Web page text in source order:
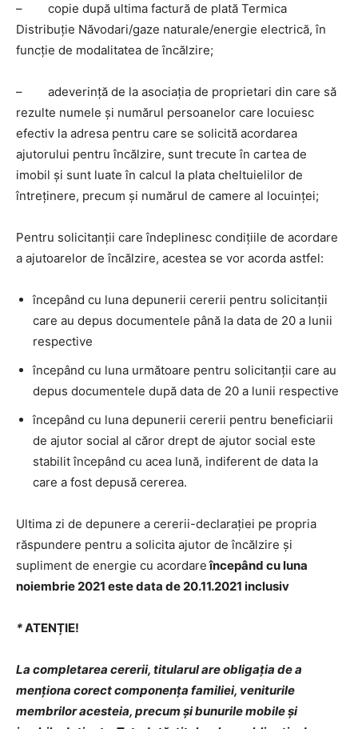
– copie după ultima factură de plată Termica
Distribuţie Năvodari/gaze naturale/energie electrică, în
funcţie de modalitatea de încălzire;
– adeverinţă de la asociaţia de proprietari din care să
rezulte numele şi numărul persoanelor care locuiesc
efectiv la adresa pentru care se solicită acordarea
ajutorului pentru încălzire, sunt trecute în cartea de
imobil şi sunt luate în calcul la plata cheltuielilor de
întreţinere, precum şi numărul de camere al locuinţei;
Pentru solicitanţii care îndeplinesc condiţiile de acordare
a ajutoarelor de încălzire, acestea se vor acorda astfel:
începând cu luna depunerii cererii pentru solicitanţii
care au depus documentele până la data de 20 a lunii
respective
începând cu luna următoare pentru solicitanţii care au
depus documentele după data de 20 a lunii respective
începând cu luna depunerii cererii pentru beneficiarii
de ajutor social al căror drept de ajutor social este
stabilit începând cu acea lună, indiferent de data la
care a fost depusă cererea.
Ultima zi de depunere a cererii-declaraţiei pe propria
răspundere pentru a solicita ajutor de încălzire şi
supliment de energie cu acordareîncepând cu luna
noiembrie 2021 este data de 20.11.2021 inclusiv
*ATENȚIE!
La completarea cererii, titularul are obligaţia de a
menţiona corect componenţa familiei, veniturile
membrilor acesteia, precum şi bunurile mobile şi